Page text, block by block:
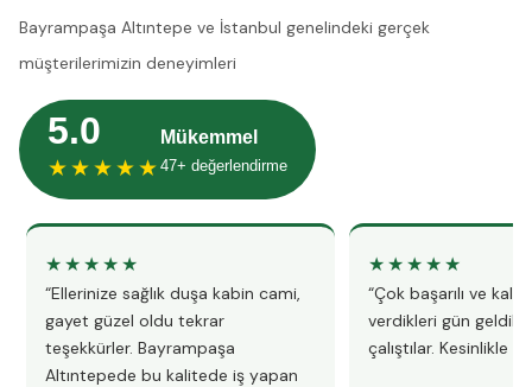
Bayrampaşa Altıntepe ve İstanbul genelindeki gerçek
müşterilerimizin deneyimleri
5.0
★★★★★
Mükemmel
47+ değerlendirme
★★★★★
“Ellerinize sağlık duşa kabin cami,
gayet güzel oldu tekrar
teşekkürler. Bayrampaşa
Altıntepede bu kalitede iş yapan
★★★★★
“Çok başarılı ve
verdikleri gün
çalıştılar. Kesinlikle